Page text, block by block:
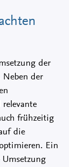
der
der
frühzeitig
die
Ein